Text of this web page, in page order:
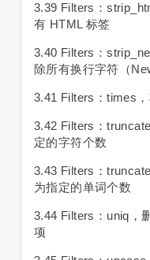
3.39 Filters：
有 HTML 标签
3.40 Filters：
除所有换行字符（
3.41 Filters：times
3.42 Filters：
定的字符个数
3.43 Filters：
为指定的单词个数
3.44 Filters：uniq，
项